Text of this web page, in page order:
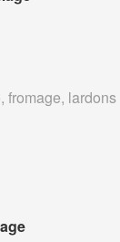
fromage, lardons